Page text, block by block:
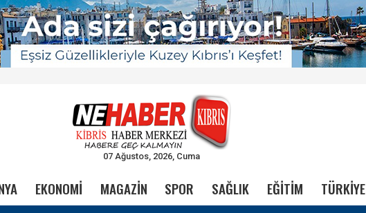
07 Ağustos, 2026, Cuma
EKONOMİ MAGAZİN SPOR SAĞLIK EĞİTİM TÜRKİYE